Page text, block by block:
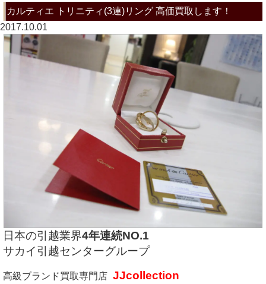
カルティエ トリニティ(3連)リング 高価買取します！
2017.10.01
日本の引越業界4年連続NO.1
サカイ引越センターグループ
高級ブランド買取専門店 JJcollection